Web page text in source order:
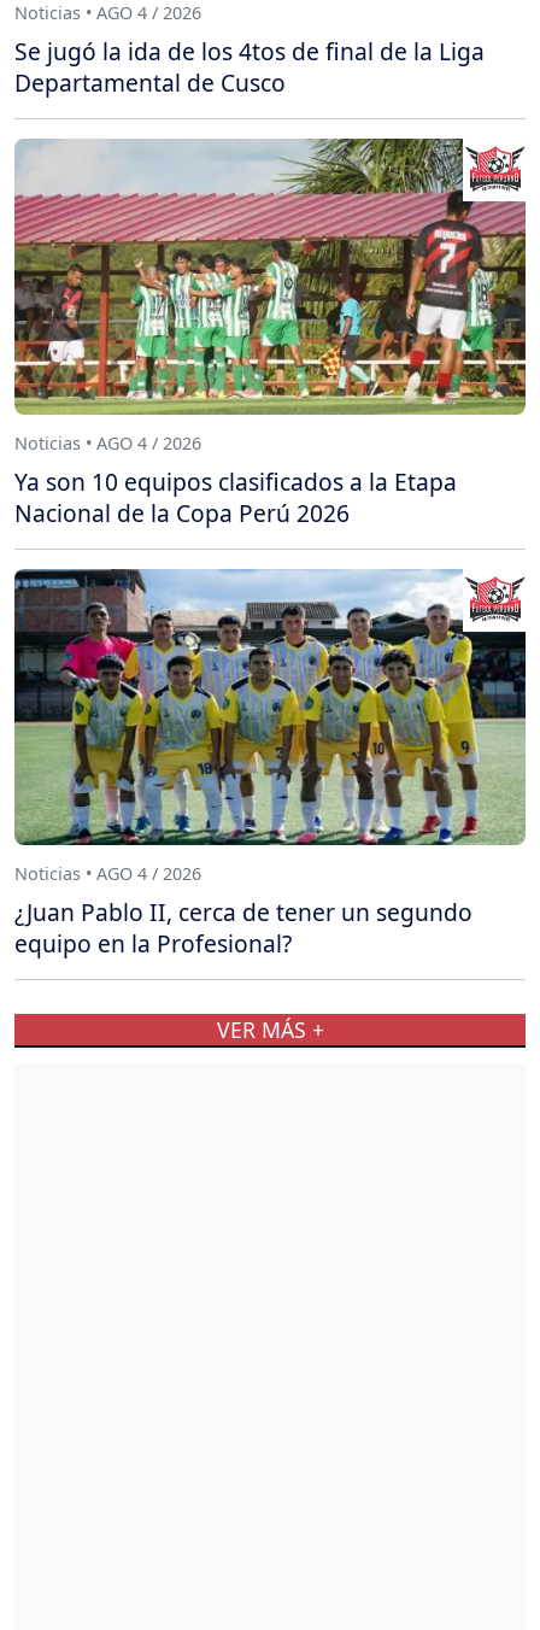
Noticias • AGO 4 / 2026
Se jugó la ida de los 4tos de final de la Liga
Departamental de Cusco
Noticias • AGO 4 / 2026
Ya son 10 equipos clasificados a la Etapa
Nacional de la Copa Perú 2026
Noticias • AGO 4 / 2026
¿Juan Pablo II, cerca de tener un segundo
equipo en la Profesional?
VER MÁS +